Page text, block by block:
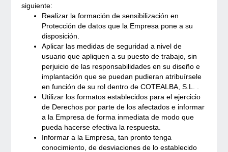
siguiente:
Realizar la formación de sensibilización en
Protección de datos que la Empresa pone a su
disposición.
Aplicar las medidas de seguridad a nivel de
usuario que apliquen a su puesto de trabajo, sin
perjuicio de las responsabilidades en su diseño e
implantación que se puedan pudieran atribuírsele
en función de su rol dentro de COTEALBA, S.L. .
Utilizar los formatos establecidos para el ejercicio
de Derechos por parte de los afectados e informar
a la Empresa de forma inmediata de modo que
pueda hacerse efectiva la respuesta.
Informar a la Empresa, tan pronto tenga
conocimiento, de desviaciones de lo establecido